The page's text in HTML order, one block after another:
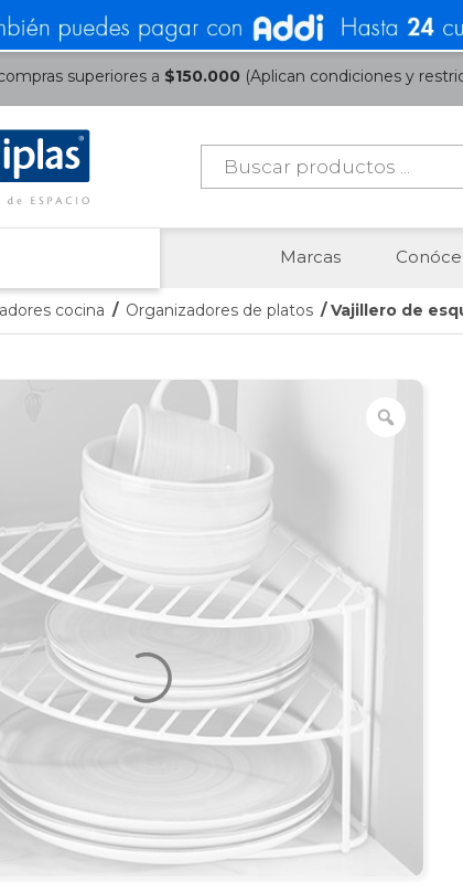
superiores a $150.000 (Aplican condiciones y
Búsqueda
productos
Marcas
cocina / Organizadores de platos / Vajillero de